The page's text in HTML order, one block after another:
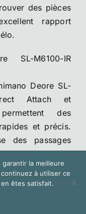
des pièces
rapport
SL-M6100-IR
Deore SL-
Attach et
des
et précis.
des passages
action, idéal
braquet aux
Deore SL-
: fiable,
Plus, c’est
la meilleure
à utiliser ce
êtes satisfait.